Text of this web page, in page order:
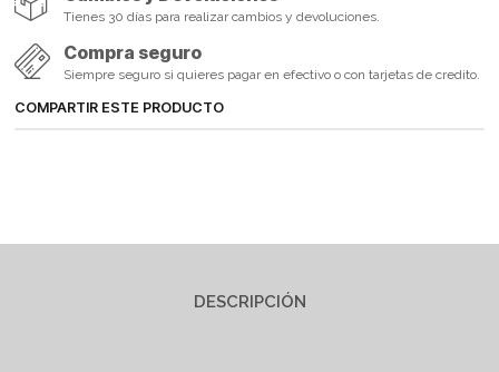
Tienes 30 días para realizar cambios y devoluciones.
Compra seguro
Siempre seguro si quieres pagar en efectivo o con tarjetas de credito.
COMPARTIR ESTE PRODUCTO
DESCRIPCIÓN